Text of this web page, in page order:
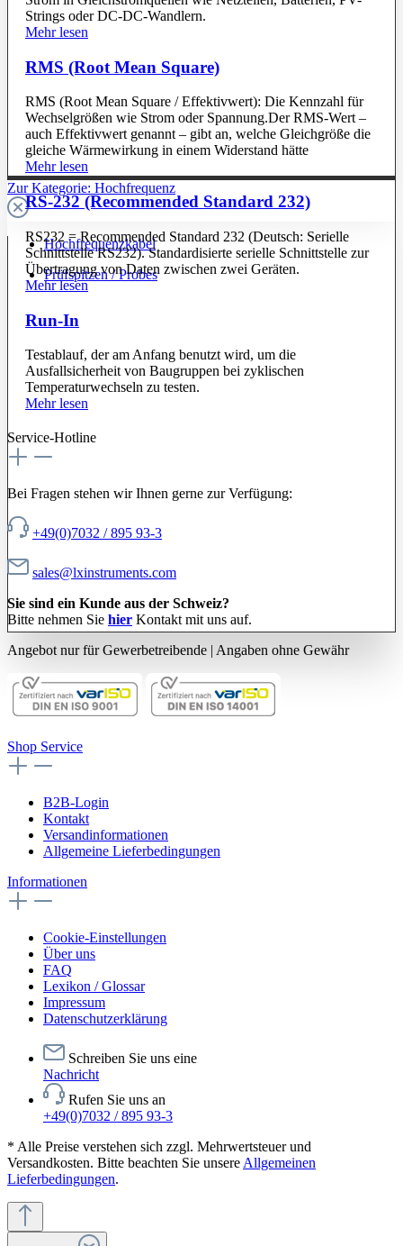
Zur Kategorie: Hochfrequenz
Hochfrequenzkabel
Prüfspitzen / Probes
Strings oder DC-DC-Wandlern.
Mehr lesen
RMS (Root Mean Square)
RMS (Root Mean Square / Effektivwert): Die Kennzahl für
Wechselgrößen wie Strom oder Spannung.Der RMS-Wert –
auch Effektivwert genannt – gibt an, welche Gleichgröße die
gleiche Wärmewirkung in einem Widerstand hätte
Mehr lesen
RS-232 (Recommended Standard 232)
RS232 = Recommended Standard 232 (Deutsch: Serielle
Schnittstelle RS232). Standardisierte serielle Schnittstelle zur
Übertragung von Daten zwischen zwei Geräten.
Mehr lesen
Run-In
Testablauf, der am Anfang benutzt wird, um die
Ausfallsicherheit von Baugruppen bei zyklischen
Temperaturwechseln zu testen.
Mehr lesen
Service-Hotline
Bei Fragen stehen wir Ihnen gerne zur Verfügung:
+49(0)7032 / 895 93-3
sales@lxinstruments.com
Sie sind ein Kunde aus der Schweiz?
Bitte nehmen Sie hier Kontakt mit uns auf.
Angebot nur für Gewerbetreibende | Angaben ohne Gewähr
Shop Service
B2B-Login
Kontakt
Versandinformationen
Allgemeine Lieferbedingungen
Informationen
Cookie-Einstellungen
Über uns
FAQ
Lexikon / Glossar
Impressum
Datenschutzerklärung
Schreiben Sie uns eine
Nachricht
Rufen Sie uns an
+49(0)7032 / 895 93-3
* Alle Preise verstehen sich zzgl. Mehrwertsteuer und
Versandkosten. Bitte beachten Sie unsere Allgemeinen
Lieferbedingungen.